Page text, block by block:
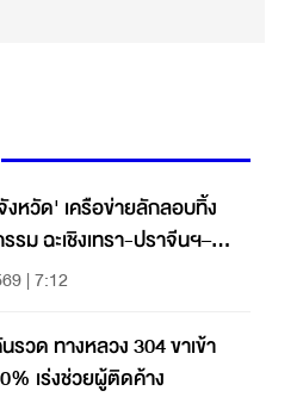
หวัด' เครือข่ายลักลอบทิ้ง
ม ฉะเชิงเทรา-ปราจีนฯ–
| 7:12
วด ทางหลวง 304 ขาเข้า
เร่งช่วยผู้ติดค้าง